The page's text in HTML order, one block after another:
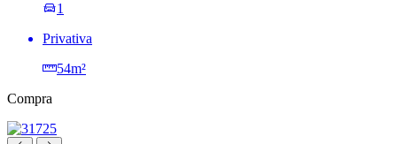
1
Privativa
54m²
Compra